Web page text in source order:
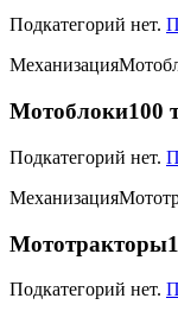
Подкатегорий нет.
Механизация
Мотоблоки100
Подкатегорий нет.
Механизация
Мототракторы
Подкатегорий нет.